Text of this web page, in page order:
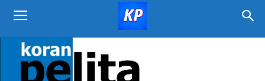
KORAN
PELITA